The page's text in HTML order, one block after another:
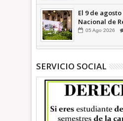
El 9 de
Nacional de
presidenta
05 Ago 2026
SERVICIO SOCIAL